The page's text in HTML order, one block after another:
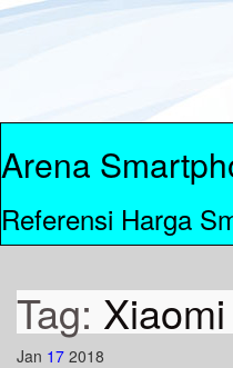
Arena
Referensi Harga
Tag:
Jan 17 2018